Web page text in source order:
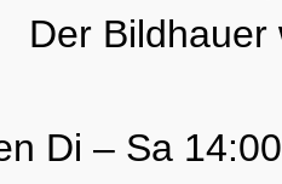
Der
Di – Sa